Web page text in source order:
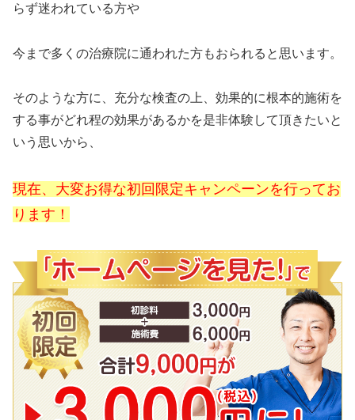
らず迷われている方や
今まで多くの治療院に通われた方もおられると思います。
そのような方に、充分な検査の上、効果的に根本的施術を
する事がどれ程の効果があるかを是非体験して頂きたいと
いう思いから、
現在、大変お得な初回限定キャンペーンを行ってお
ります！